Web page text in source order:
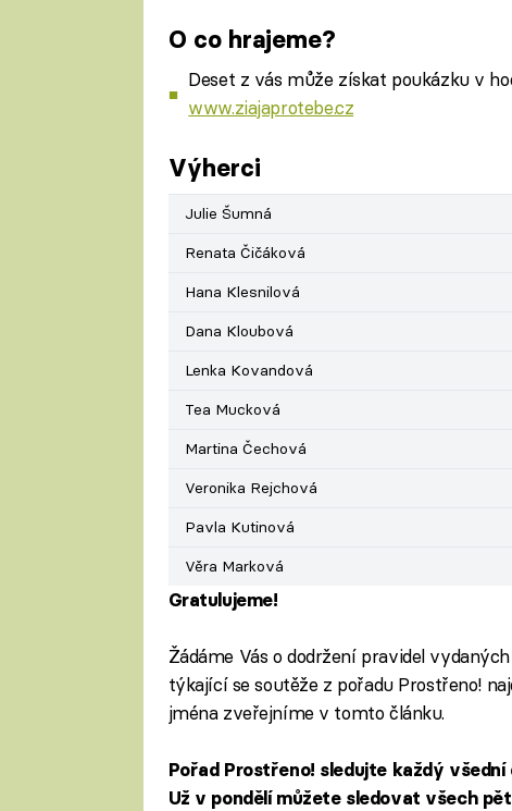
O co hrajeme?
Deset z vás může získat poukázku v
www.ziajaprotebe.cz
Výherci
Julie Šumná
Renata Čičáková
Hana Klesnilová
Dana Kloubová
Lenka Kovandová
Tea Mucková
Martina Čechová
Veronika Rejchová
Pavla Kutinová
Věra Marková
Gratulujeme!
Žádáme Vás o dodržení pravidel
týkající se soutěže z pořadu Prostřeno!
jména zveřejníme v tomto článku.
Pořad Prostřeno! sledujte každý všední
Už v pondělí můžete sledovat všech